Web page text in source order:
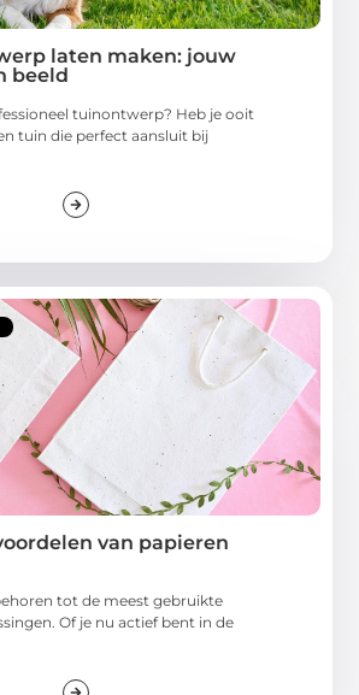
laten maken: jouw
beeld
tuinontwerp? Heb je ooit
tuin die perfect aansluit bij
van papieren
tot de meest gebruikte
Of je nu actief bent in de